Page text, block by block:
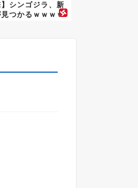
】シンゴジラ、新
つかるｗｗｗｗ